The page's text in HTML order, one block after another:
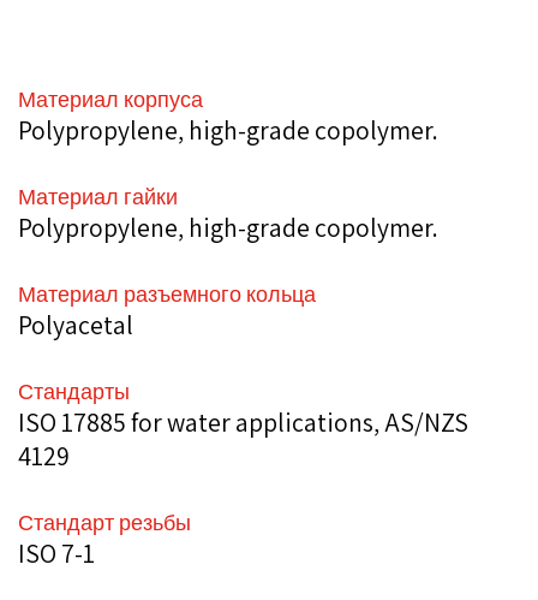
Материал корпуса
Polypropylene, high-grade copolymer.
Материал гайки
Polypropylene, high-grade copolymer.
Материал разъемного кольца
Polyacetal
Стандарты
ISO 17885 for water applications, AS/NZS
4129
Стандарт резьбы
ISO 7-1